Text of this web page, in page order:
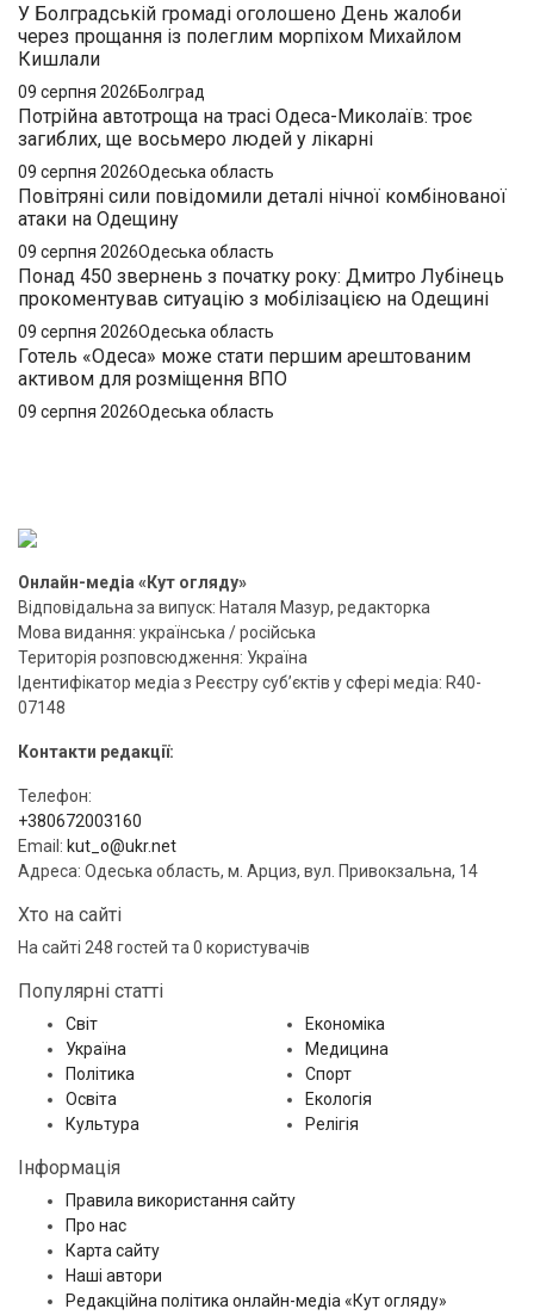
У Болградській громаді оголошено День жалоби
через прощання із полеглим морпіхом Михайлом
Кишлали
09 серпня 2026Болград
Потрійна автотроща на трасі Одеса-Миколаїв: троє
загиблих, ще восьмеро людей у лікарні
09 серпня 2026Одеська область
Повітряні сили повідомили деталі нічної комбінованої
атаки на Одещину
09 серпня 2026Одеська область
Понад 450 звернень з початку року: Дмитро Лубінець
прокоментував ситуацію з мобілізацією на Одещині
09 серпня 2026Одеська область
Готель «Одеса» може стати першим арештованим
активом для розміщення ВПО
09 серпня 2026Одеська область
Онлайн-медіа «Кут огляду»
Відповідальна за випуск: Наталя Мазур, редакторка
Мова видання: українська / російська
Територія розповсюдження: Україна
Ідентифікатор медіа з Реєстру суб’єктів у сфері медіа: R40-
07148
Контакти редакції:
Телефон:
+380672003160
Email: kut_o@ukr.net
Адреса: Одеська область, м. Арциз, вул. Привокзальна, 14
Хто на сайті
На сайті 248 гостей та 0 користувачів
Популярні статті
Світ
Україна
Політика
Освіта
Культура
Економіка
Медицина
Спорт
Екологія
Релігія
Інформація
Правила використання сайту
Про нас
Карта сайту
Наші автори
Редакційна політика онлайн-медіа «Кут огляду»